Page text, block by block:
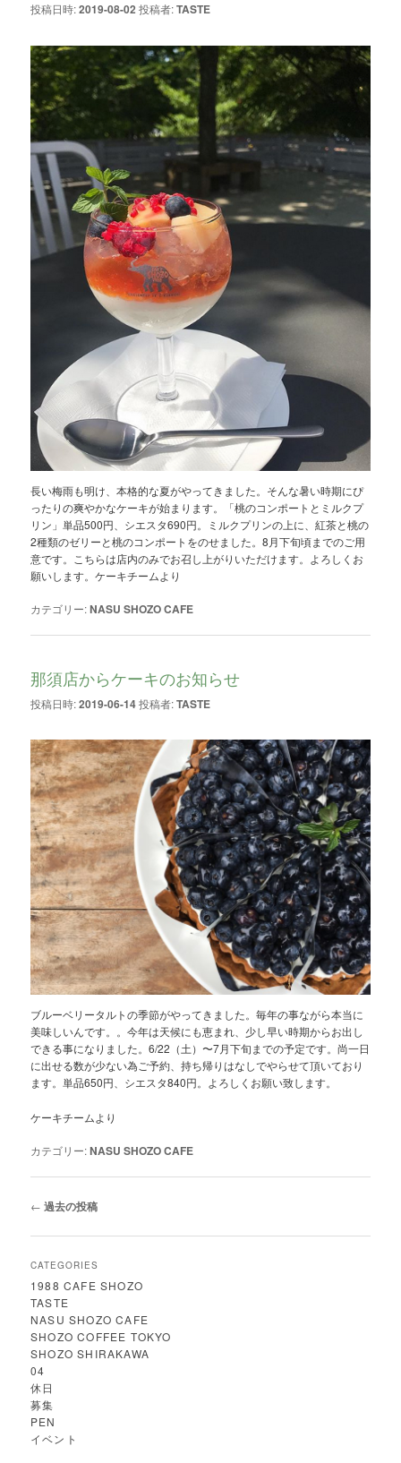
投稿日時:2019-08-02 投稿者:TASTE
長い梅雨も明け、本格的な夏がやってきました。そんな暑い時期にぴ
ったりの爽やかなケーキが始まります。「桃のコンポートとミルクプ
リン」単品500円、シエスタ690円。ミルクプリンの上に、紅茶と桃の
2種類のゼリーと桃のコンポートをのせました。8月下旬頃までのご用
意です。こちらは店内のみでお召し上がりいただけます。よろしくお
願いします。ケーキチームより
カテゴリー:NASU SHOZO CAFE
那須店からケーキのお知らせ
投稿日時:2019-06-14投稿者:TASTE
ブルーベリータルトの季節がやってきました。毎年の事ながら本当に
美味しいんです。。今年は天候にも恵まれ、少し早い時期からお出し
できる事になりました。6/22（土）〜7月下旬までの予定です。尚一日
に出せる数が少ない為ご予約、持ち帰りはなしでやらせて頂いており
ます。単品650円、シエスタ840円。よろしくお願い致します。
ケーキチームより
カテゴリー:NASU SHOZO CAFE
投
ナ
ゲ
ー
シ
ョ
ン
← 過去の投稿
CATEGORIES
1988 CAFE SHOZO
TASTE
NASU SHOZO CAFE
SHOZO COFFEE TOKYO
SHOZO SHIRAKAWA
04
休日
募集
PEN
イベント